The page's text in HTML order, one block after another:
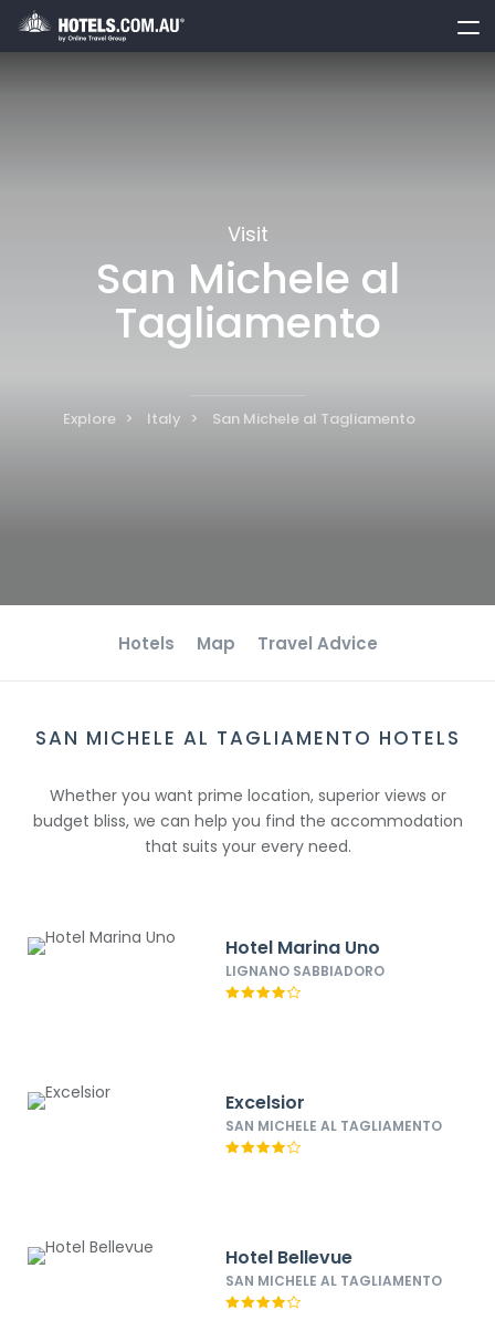
Visit
San Michele al
Tagliamento
Explore Italy San Michele al Tagliamento
Hotels Map Travel Advice
SAN MICHELE AL TAGLIAMENTO HOTELS
Whether you want prime location, superior views or
budget bliss, we can help you find the accommodation
that suits your every need.
Hotel Marina Uno
LIGNANO SABBIADORO
Excelsior
SAN MICHELE AL TAGLIAMENTO
Hotel Bellevue
SAN MICHELE AL TAGLIAMENTO